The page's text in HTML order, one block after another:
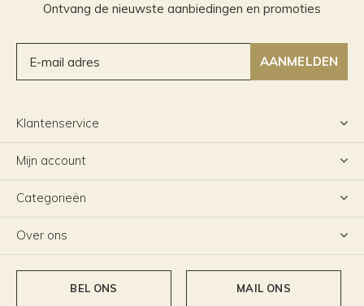
Ontvang de nieuwste aanbiedingen en promoties
AANMELDEN
Klantenservice
Mijn account
Categorieën
Over ons
BEL ONS MAIL ONS